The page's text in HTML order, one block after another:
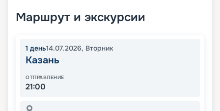
Маршрут и экскурсии
1 день14.07.2026, Вторник
Казань
ОТПРАВЛЕНИЕ
21:00